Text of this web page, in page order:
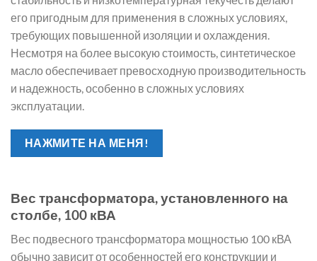
его пригодным для применения в сложных условиях,
требующих повышенной изоляции и охлаждения.
Несмотря на более высокую стоимость, синтетическое
масло обеспечивает превосходную производительность
и надежность, особенно в сложных условиях
эксплуатации.
НАЖМИТЕ НА МЕНЯ!
Вес трансформатора, установленного на
столбе, 100 кВА
Вес подвесного трансформатора мощностью 100 кВА
обычно зависит от особенностей его конструкции и